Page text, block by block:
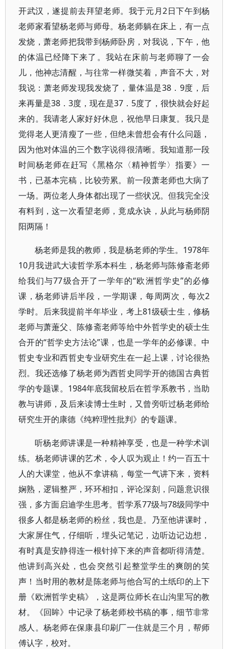
开武汉，遂提前去拜望老师。我于元月2日下午到杨
老师家看望杨老师与师母。杨老师躺在床上，有一点
发烧，萧老师把我带到杨师卧房，对我说，下午，他
的体温已经降下来了。我站在床前与老师聊了一会
儿，他神志清醒，与往常一样微笑着，声音不大，对
我说：萧老师发现我发烧了，量体温是38．9度，后
来再量是38．3度，现在是37．5度了，很快就会好起
来的。我请老人家好好休息，祝他早日康复。我只是
觉得老人更清瘦了一些，但绝未曾想会有什么问题，
因为他对体温的三个数字说得很清晰。我知道那一段
时间杨老师在赶写《黑格尔〈精神哲学〉指要》一
书，已基本完稿，比较劳累。前一段萧老师也大病了
一场。两位老人身体都出现了一些状况。但我完全没
有料到，这一次看望老师，竟成永诀，从此与杨师阴
阳两隔！
杨老师是我的教师，我是杨老师的学生。1978年
10月我进武大读哲学系本科生，杨老师与陈修斋老师
给我们与77级合开了一学年的“欧洲哲学史”的必修
课，杨老师讲后半段，一学期课，每周两次，每次2
学时。后来我提前半年毕业，考上81级硕士生，修杨
老师与萧萐父、陈修斋老师等给中外哲学史的硕士生
合开的“哲学史方法论”课，也是一学年的必修课。中
哲史专业和西哲史专业研究生在一起上课，讨论很热
烈。我还选修了杨老师为西哲史同学开的德国古典哲
学的专题课。1984年底我留校后在哲学系教书，当助
教与讲师，及后来读博士生时，又曾旁听过杨老师给
研究生开的康德《纯粹理性批判》的专题课。
听杨老师讲课是一种精神享受，也是一种学术训
练。杨老师讲课的艺术，令人叹为观止！约一百五十
人的大课堂，他从不拿讲稿，每堂一气讲下来，资料
娴熟，逻辑整严，环环相扣，评论深刻，问题意识很
强，多方面启迪学生思考。哲学系77级与78级同学中
很多人都是杨老师的粉丝，我也是。乃至他讲课时，
大家屏住气，仔细听，埋头记笔记，边听边记边想，
有时真是安静得连一根针掉下来的声音都听得清楚。
他讲到高兴处，也会突然引起整堂学生的爽朗的笑
声！当时用的教材是陈老师与他合写的土纸印的上下
册《欧洲哲学史稿》，这是两位师长在山沟里写的教
材。《回眸》中记录了杨老师校书稿的事，细节非常
感人。杨老师在保康县印刷厂一住就是三个月，帮师
傅认字，校对。